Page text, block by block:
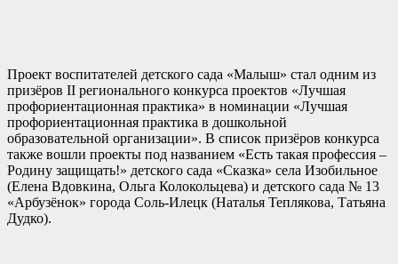
Проект воспитателей детского сада «Малыш» стал одним из
призёров II регионального конкурса проектов «Лучшая
профориентационная практика» в номинации «Лучшая
профориентационная практика в дошкольной
образовательной организации». В список призёров конкурса
также вошли проекты под названием «Есть такая профессия –
Родину защищать!» детского сада «Сказка» села Изобильное
(Елена Вдовкина, Ольга Колокольцева) и детского сада № 13
«Арбузёнок» города Соль-Илецк (Наталья Теплякова, Татьяна
Дудко).